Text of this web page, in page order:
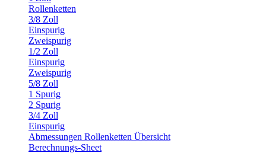
Rollenketten
3/8 Zoll
Einspurig
Zweispurig
1/2 Zoll
Einspurig
Zweispurig
5/8 Zoll
1 Spurig
2 Spurig
3/4 Zoll
Einspurig
Abmessungen Rollenketten Übersicht
Berechnungs-Sheet